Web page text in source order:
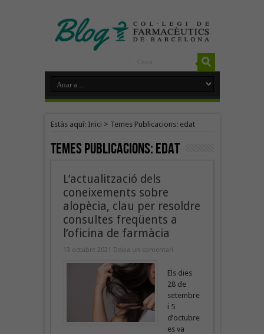
Estàs aquí: Inici > Temes Publicacions: edat
Temes Publicacions:edat
L’actualització dels
coneixements sobre
alopècia, clau per resoldre
consultes freqüents a
l’oficina de farmàcia
13 octubre 2021 Deixa un comentari
Els dies
28 de
setembre
i 5
d’octubre
es va